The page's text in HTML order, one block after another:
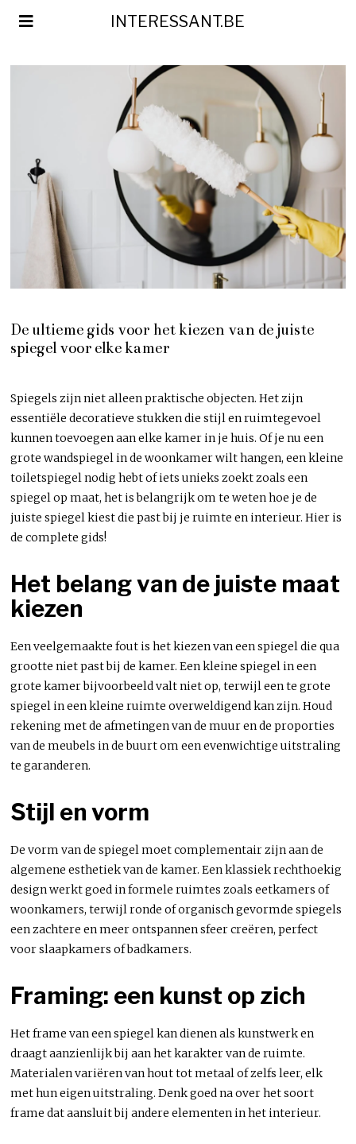
INTERESSANT.BE
De ultieme gids voor het kiezen van de juiste
spiegel voor elke kamer
Spiegels zijn niet alleen praktische objecten. Het zijn
essentiële decoratieve stukken die stijl en ruimtegevoel
kunnen toevoegen aan elke kamer in je huis. Of je nu een
grote wandspiegel in de woonkamer wilt hangen, een kleine
toiletspiegel nodig hebt of iets unieks zoekt zoals een
spiegel op maat, het is belangrijk om te weten hoe je de
juiste spiegel kiest die past bij je ruimte en interieur. Hier is
de complete gids!
Het belang van de juiste maat
kiezen
Een veelgemaakte fout is het kiezen van een spiegel die qua
grootte niet past bij de kamer. Een kleine spiegel in een
grote kamer bijvoorbeeld valt niet op, terwijl een te grote
spiegel in een kleine ruimte overweldigend kan zijn. Houd
rekening met de afmetingen van de muur en de proporties
van de meubels in de buurt om een evenwichtige uitstraling
te garanderen.
Stijl en vorm
De vorm van de spiegel moet complementair zijn aan de
algemene esthetiek van de kamer. Een klassiek rechthoekig
design werkt goed in formele ruimtes zoals eetkamers of
woonkamers, terwijl ronde of organisch gevormde spiegels
een zachtere en meer ontspannen sfeer creëren, perfect
voor slaapkamers of badkamers.
Framing: een kunst op zich
Het frame van een spiegel kan dienen als kunstwerk en
draagt aanzienlijk bij aan het karakter van de ruimte.
Materialen variëren van hout tot metaal of zelfs leer, elk
met hun eigen uitstraling. Denk goed na over het soort
frame dat aansluit bij andere elementen in het interieur.